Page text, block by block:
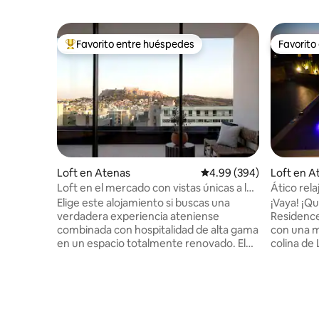
De los mejores en Favorito entre huéspedes
Favorito entre huéspedes
Loft en Atenas Calificación promedio:
4.99 (394)
Loft en el mercado con vistas únicas a la
Acrópolis
Elige este alojamiento si buscas una
verdadera experiencia ateniense
combinada con hospitalidad de alta gama
en un espacio totalmente renovado. El
Loft en
Ático
jacuzzi
¡Vaya!
con una
colina de